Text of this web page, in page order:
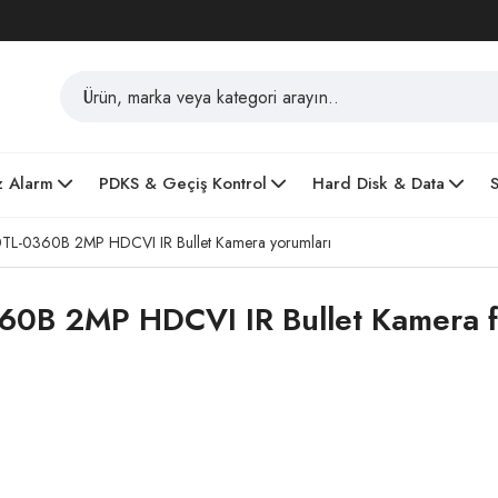
Alarm PDKS & Geçiş Kontrol Hard Disk & Data
0360B 2MP HDCVI IR Bullet Kamera yorumları
2MP HDCVI IR Bullet Kamera